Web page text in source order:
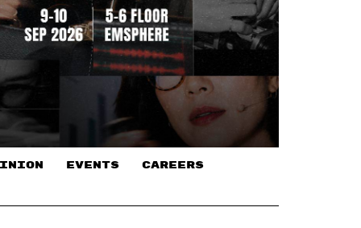
EVENTS CAREERS